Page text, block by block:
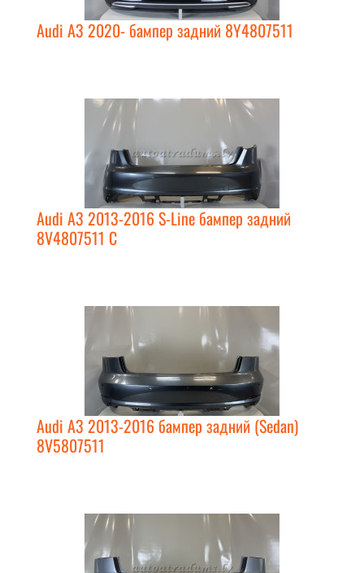
Audi A3 2020- бампер задний 8Y4807511
Audi A3 2013-2016 S-Line бампер задний
8V4807511 C
Audi A3 2013-2016 бампер задний (Sedan)
8V5807511